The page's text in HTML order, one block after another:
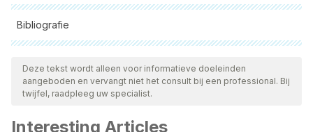
Bibliografie
Alle aangehaalde bronnen zijn grondig gecontroleerd door
ons team om hun kwaliteit, betrouwbaarheid, actualiteit en
geldigheid te waarborgen. De bibliografie van dit artikel werd
Instituto Nacional de Estadística. INE. Principales causas de
Deze tekst wordt alleen voor informatieve doeleinden
aangeboden en vervangt niet het consult bij een professional. Bij
twijfel, raadpleeg uw specialist.
Interesting Articles